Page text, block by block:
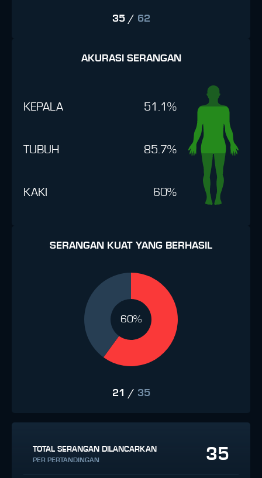
35/ 62
AKURASI SERANGAN
KEPALA 51.1%
TUBUH 85.7%
KAKI 60%
SERANGAN KUAT YANG BERHASIL
60%
21 / 35
TOTAL SERANGAN DILANCARKAN
PER PERTANDINGAN 35